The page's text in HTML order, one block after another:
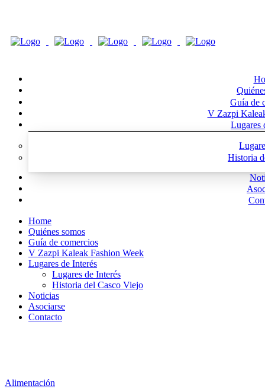
Guía de
V Zazpi
Lugares
Historia
Home
Quiénes somos
Guía de comercios
V Zazpi Kaleak Fashion Week
Lugares de Interés
Lugares de Interés
Historia del Casco Viejo
Noticias
Asociarse
Contacto
Alimentación